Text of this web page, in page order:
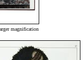
magnification